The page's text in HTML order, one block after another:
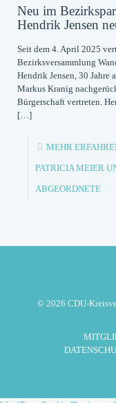
Neu im
Hendrik Jensen
Seit dem 4. April 2025
Bezirksversammlung
Hendrik Jensen, 30
Markus Kranig
Bürgerschaft vertreten.
[…]
MEHR
PATRICIA MEIER
ABGEORDNETE
© 2026 CDU-